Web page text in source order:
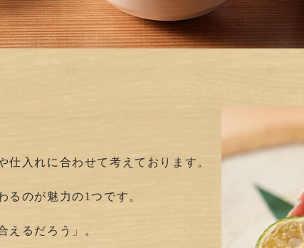
仕入れに合わせて考えております。
るのが魅力の1つです。
えるだろう」。